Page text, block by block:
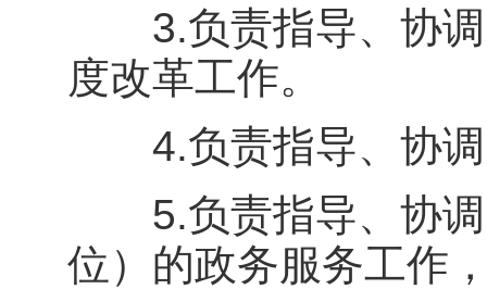
3.负责指导、协调
度改革工作。
4.负责指导、协调
5.负责指导、协调
位）的政务服务工作